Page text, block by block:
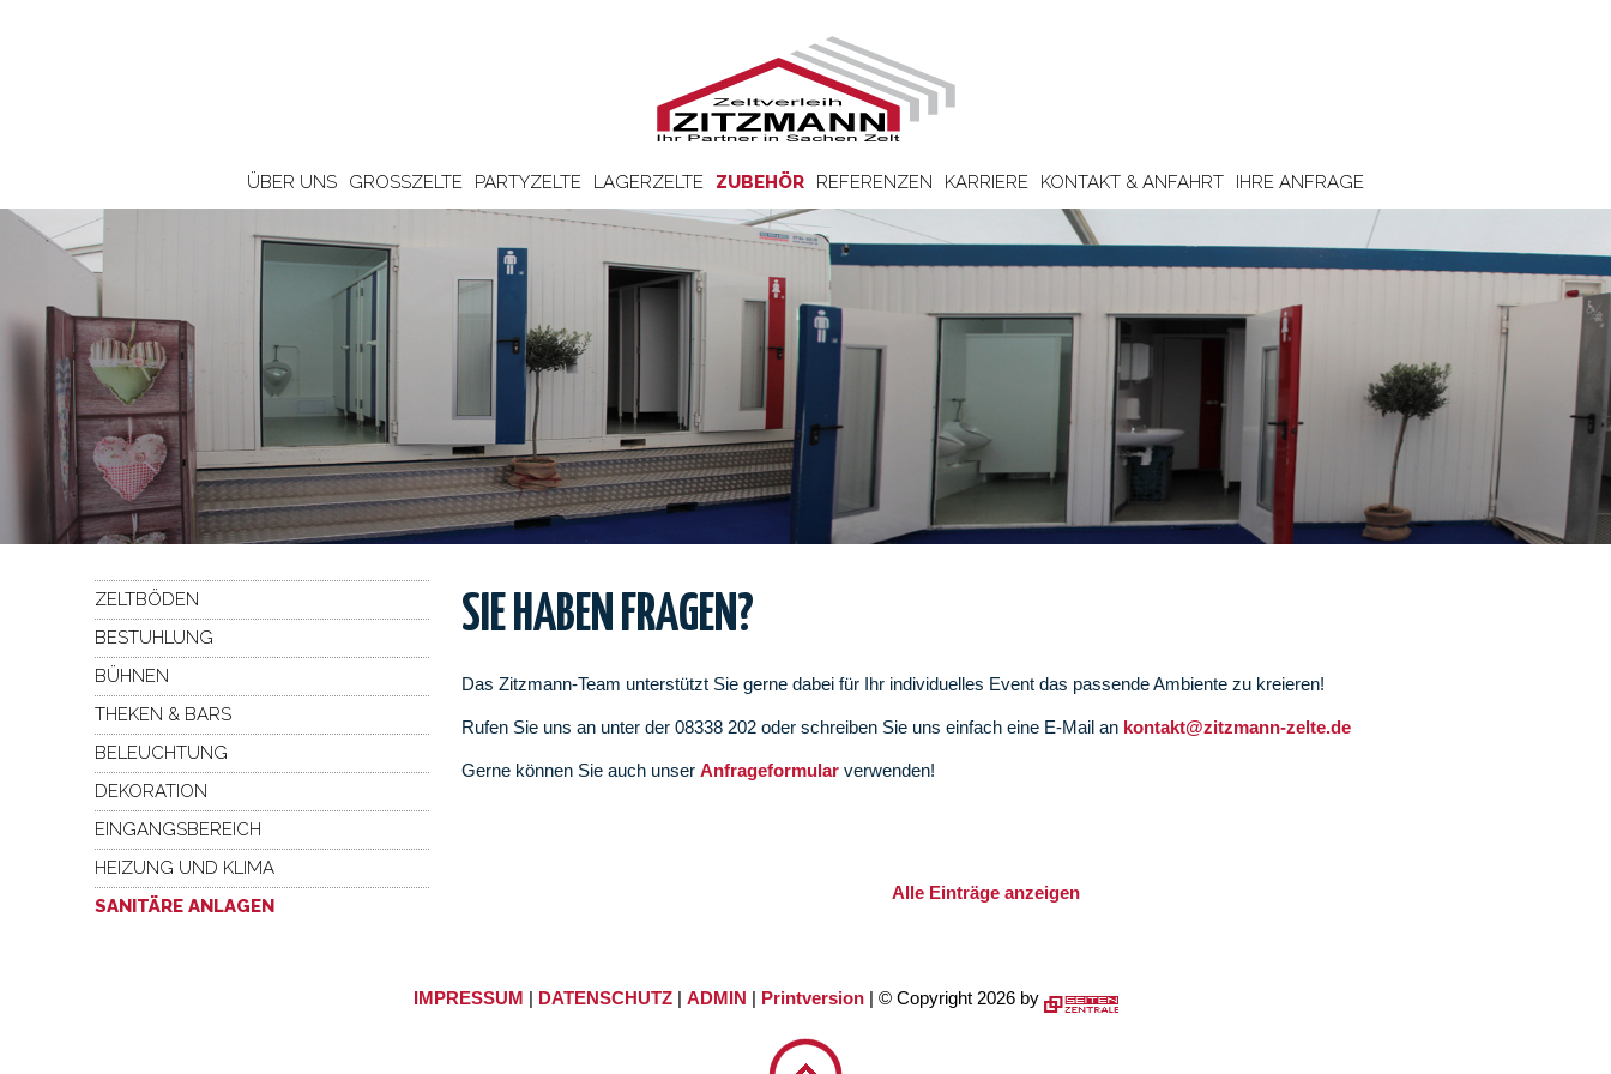
ÜBER UNS GROSSZELTE PARTYZELTE LAGERZELTE ZUBEHÖR REFERENZEN KARRIERE KONTAKT & ANFAHRT IHRE ANFRAGE
ZELTBÖDEN
BESTUHLUNG
BÜHNEN
THEKEN & BARS
BELEUCHTUNG
DEKORATION
EINGANGSBEREICH
HEIZUNG UND KLIMA
SANITÄRE ANLAGEN
SIE HABEN FRAGEN?
Das Zitzmann-Team unterstützt Sie gerne dabei für Ihr individuelles Event das passende Ambiente zu kreieren!
Rufen Sie uns an unter der 08338 202 oder schreiben Sie uns einfach eine E-Mail an kontakt@zitzmann-zelte.de
Gerne können Sie auch unser Anfrageformular verwenden!
Alle Einträge anzeigen
IMPRESSUM | DATENSCHUTZ| ADMIN | Printversion| © Copyright 2026 by